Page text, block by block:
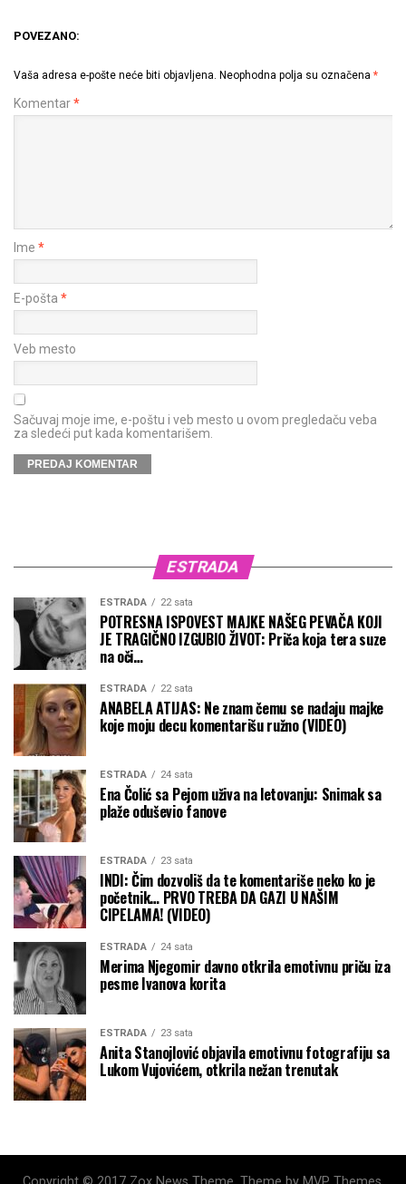
POVEZANO:
Vaša adresa e-pošte neće biti objavljena. Neophodna polja su označena *
Komentar*
Ime *
E-pošta *
Veb mesto
Sačuvaj moje ime, e-poštu i veb mesto u ovom pregledaču veba
za sledeći put kada komentarišem.
ESTRADA
ESTRADA 22 sata
POTRESNA ISPOVEST MAJKE NAŠEG PEVAČA KOJI
JE TRAGIČNO IZGUBIO ŽIVOT: Priča koja tera suze
na oči…
ESTRADA 22 sata
ANABELA ATIJAS: Ne znam čemu se nadaju majke
koje moju decu komentarišu ružno (VIDEO)
ESTRADA 24 sata
Ena Čolić sa Pejom uživa na letovanju: Snimak sa
plaže oduševio fanove
ESTRADA 23 sata
INDI: Čim dozvoliš da te komentariše neko ko je
početnik… PRVO TREBA DA GAZI U NAŠIM
CIPELAMA! (VIDEO)
ESTRADA 24 sata
Merima Njegomir davno otkrila emotivnu priču iza
pesme Ivanova korita
ESTRADA 23 sata
Anita Stanojlović objavila emotivnu fotografiju sa
Lukom Vujovićem, otkrila nežan trenutak